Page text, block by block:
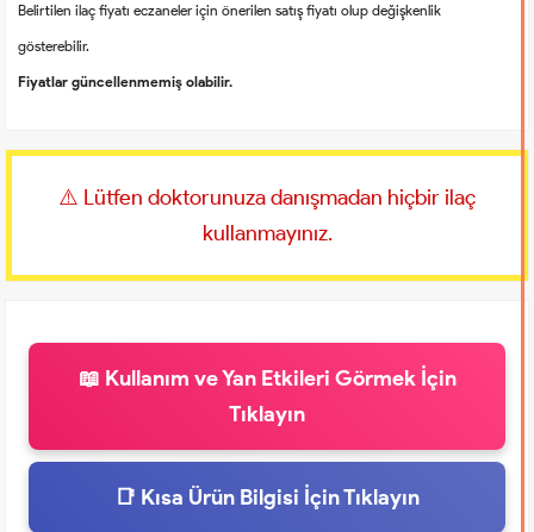
Belirtilen ilaç fiyatı eczaneler için önerilen satış fiyatı olup değişkenlik
gösterebilir.
Fiyatlar güncellenmemiş olabilir.
⚠️ Lütfen doktorunuza danışmadan hiçbir ilaç
kullanmayınız.
📖 Kullanım ve Yan Etkileri Görmek İçin
Tıklayın
📑 Kısa Ürün Bilgisi İçin Tıklayın